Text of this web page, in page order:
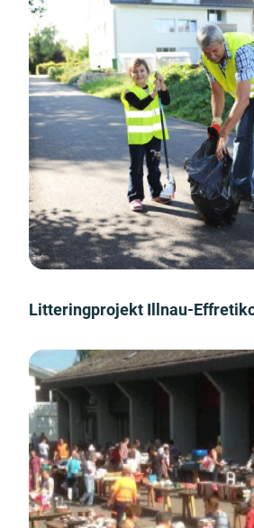
Litteringprojekt Illnau-